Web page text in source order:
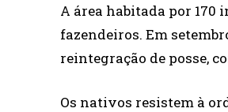
A área habitada por 170
fazendeiros. Em
reintegração de posse,
Os nativos resistem à